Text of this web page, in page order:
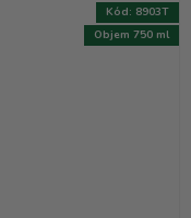
Objem 750 ml
Kód: 8903T